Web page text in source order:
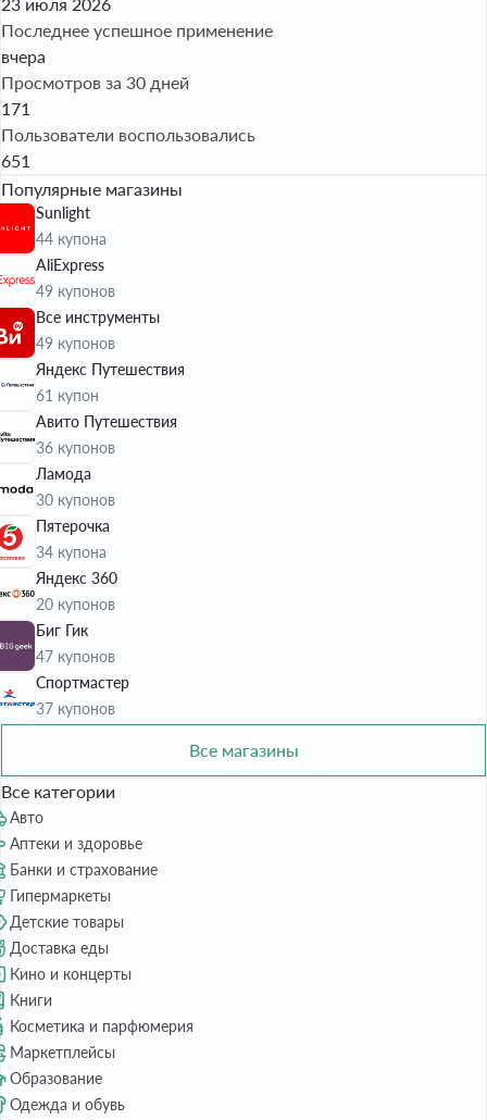
Последнее успешное применение
вчера
Просмотров за 30 дней
171
Пользователи воспользовались
651
Популярные магазины
Sunlight
44 купона
AliExpress
49 купонов
Все инструменты
49 купонов
Яндекс Путешествия
61 купон
Авито Путешествия
36 купонов
Ламода
30 купонов
Пятерочка
34 купона
Яндекс 360
20 купонов
Биг Гик
47 купонов
Спортмастер
37 купонов
Все магазины
Все категории
Авто
Аптеки и здоровье
Банки и страхование
Гипермаркеты
Детские товары
Доставка еды
Кино и концерты
Книги
Косметика и парфюмерия
Маркетплейсы
Образование
Одежда и обувь